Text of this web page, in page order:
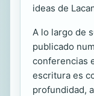
ideas de
A lo largo de
publicado
conferencias
escritura es
profundidad,